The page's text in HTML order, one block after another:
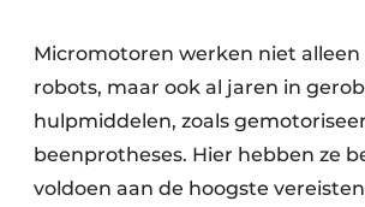
Micromotoren werken niet
robots, maar ook al jaren in
hulpmiddelen, zoals
beenprotheses. Hier hebben ze
voldoen aan de hoogste